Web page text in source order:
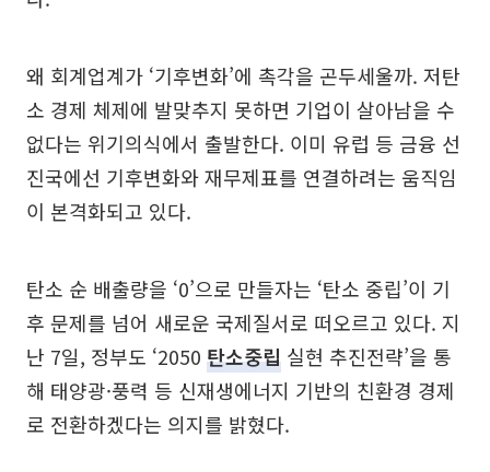
왜 회계업계가 ‘기후변화’에 촉각을 곤두세울까. 저탄
소 경제 체제에 발맞추지 못하면 기업이 살아남을 수
없다는 위기의식에서 출발한다. 이미 유럽 등 금융 선
진국에선 기후변화와 재무제표를 연결하려는 움직임
이 본격화되고 있다.
탄소 순 배출량을 ‘0’으로 만들자는 ‘탄소 중립’이 기
후 문제를 넘어 새로운 국제질서로 떠오르고 있다. 지
난 7일, 정부도 ‘2050 탄소중립 실현 추진전략’을 통
해 태양광·풍력 등 신재생에너지 기반의 친환경 경제
로 전환하겠다는 의지를 밝혔다.